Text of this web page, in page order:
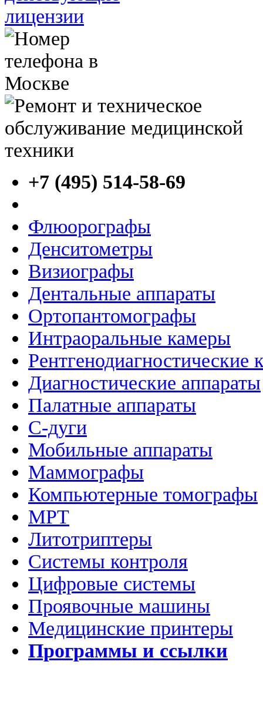
+7 (495) 514-58-69
Флюорографы
Денситометры
Визиографы
Дентальные аппараты
Ортопантомографы
Интраоральные камеры
Рентгенодиагностические
Диагностические аппараты
Палатные аппараты
C-дуги
Мобильные аппараты
Маммографы
Компьютерные томографы
МРТ
Литотриптеры
Системы контроля
Цифровые системы
Проявочные машины
Медицинские принтеры
Программы и ссылки